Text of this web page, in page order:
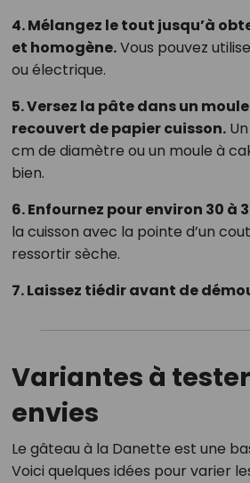
4. Mélangez le tout jusqu’à
et homogène.Vous pouvez
ou électrique.
5. Versez la pâte dans un
recouvert de papier cuisson.Un
cm de diamètre ou un moule à
bien.
6. Enfournez pour environ 30 à
la cuisson avec la pointe d’un
ressortir sèche.
7. Laissez tiédir avant de
Variantes à
envies
Le gâteau à la Danette est une
Voici quelques idées pour varier